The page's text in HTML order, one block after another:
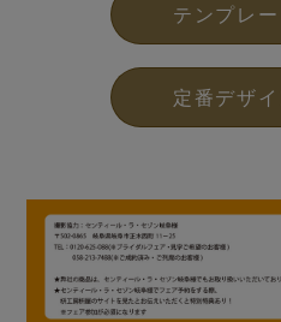
テンプレ
定番デザ